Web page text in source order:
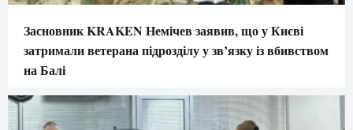
Засновник KRAKEN Немічев заявив, що у Києві
затримали ветерана підрозділу у зв’язку із вбивством
на Балі